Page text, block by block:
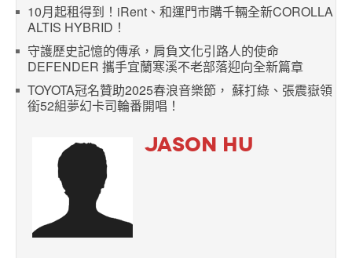
10月起租得到！iRent、和運門市購千輛全新COROLLA
ALTIS HYBRID！
守護歷史記憶的傳承，肩負文化引路人的使命
DEFENDER 攜手宜蘭寒溪不老部落迎向全新篇章
TOYOTA冠名贊助2025春浪音樂節， 蘇打綠、張震嶽領
銜52組夢幻卡司輪番開唱！
JASON HU